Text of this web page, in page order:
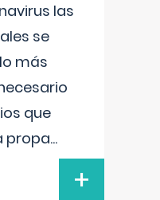
las
se
más
que
propa...
+